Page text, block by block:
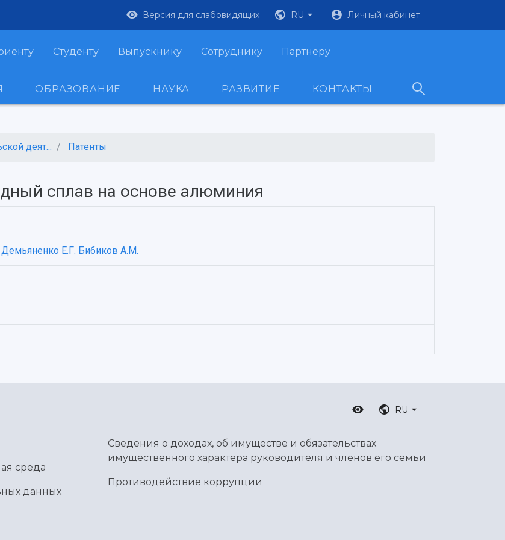
Версия для слабовидящих RU Личный кабинет
Студенту Выпускнику Сотруднику Партнеру
ОБРАЗОВАНИЕ НАУКА РАЗВИТИЕ КОНТАКТЫ
деят... Патенты
сплав на основе алюминия
Демьяненко Е.Г. Бибиков А.М.
RU
среда
данных
Сведения о доходах, об имуществе и обязательствах
имущественного характера руководителя и членов его семьи
Противодействие коррупции